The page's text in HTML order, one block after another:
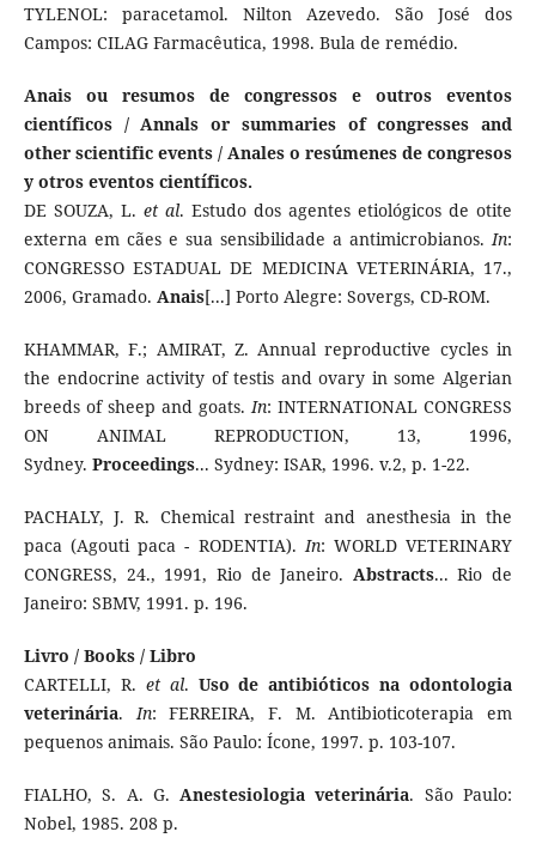
TYLENOL: paracetamol. Nilton Azevedo. São José dos
Campos: CILAG Farmacêutica, 1998. Bula de remédio.
Anais ou resumos de congressos e outros eventos
científicos / Annals or summaries of congresses and
other scientific events / Anales o resúmenes de congresos
y otros eventos científicos.
DE SOUZA, L. et al. Estudo dos agentes etiológicos de otite
externa em cães e sua sensibilidade a antimicrobianos.In:
CONGRESSO ESTADUAL DE MEDICINA VETERINÁRIA, 17.,
2006, Gramado. Anais[...] Porto Alegre: Sovergs, CD-ROM.
KHAMMAR, F.; AMIRAT, Z. Annual reproductive cycles in
the endocrine activity of testis and ovary in some Algerian
breeds of sheep and goats.In: INTERNATIONAL CONGRESS
ON ANIMAL REPRODUCTION, 13, 1996,
Sydney. Proceedings... Sydney: ISAR, 1996. v.2, p. 1-22.
PACHALY, J. R. Chemical restraint and anesthesia in the
paca (Agouti paca - RODENTIA).In: WORLD VETERINARY
CONGRESS, 24., 1991, Rio de Janeiro. Abstracts... Rio de
Janeiro: SBMV, 1991. p. 196.
Livro / Books / Libro
CARTELLI, R. et al. Uso de antibióticos na odontologia
veterinária.In: FERREIRA, F. M. Antibioticoterapia em
pequenos animais. São Paulo: Ícone, 1997. p. 103-107.
FIALHO, S. A. G.Anestesiologia veterinária. São Paulo:
Nobel, 1985. 208 p.